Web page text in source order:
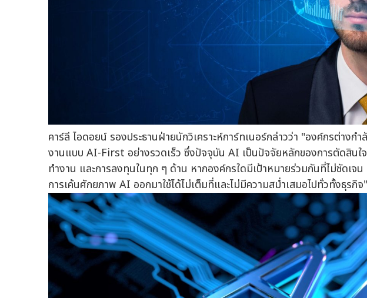
คาร์ลี ไอดอยน์ รองประธานฝ่ายนักวิเคราะห์การ์ทเนอร์กล่าวว่า "องค์กรต่างก
งานแบบ AI-First อย่างรวดเร็ว ซึ่งปัจจุบัน AI เป็นปัจจัยหลักของการตัดสินใ
ทำงาน และการลงทุนในทุก ๆ ด้าน หากองค์กรใดมีเป้าหมายร่วมกันที่ไม่ชัดเจ
การเค้นศักยภาพ AI ออกมาใช้ได้ไม่เต็มที่และไม่มีความสม่ำเสมอไปทั่วทั้งธุรกิจ"